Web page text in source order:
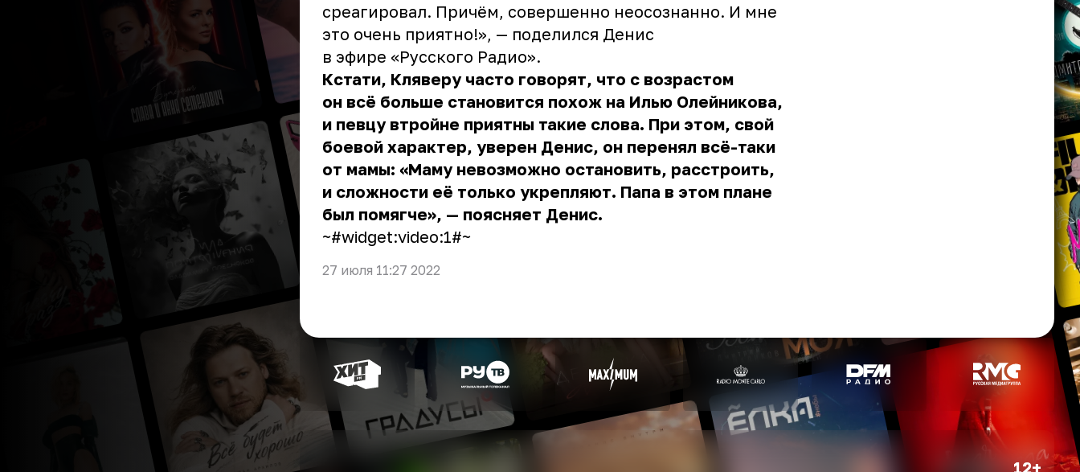
среагировал. Причём, совершенно неосознанно. И мне
это очень приятно!», — поделился Денис
в эфире «Русского Радио».
Кстати, Кляверу часто говорят, что с возрастом
он всё больше становится похож на Илью Олейникова,
и певцу втройне приятны такие слова. При этом, свой
боевой характер, уверен Денис, он перенял всё-таки
от мамы: «Маму невозможно остановить, расстроить,
и сложности её только укрепляют. Папа в этом плане
был помягче», — поясняет Денис.
~#widget:video:1#~
27 июля 11:27 2022
12+